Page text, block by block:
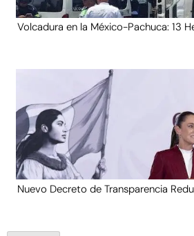
Volcadura en la México-Pachuca: 13
Nuevo Decreto de Transparencia